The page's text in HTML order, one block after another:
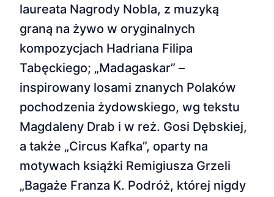
laureata Nagrody Nobla, z muzyką
graną na żywo w oryginalnych
kompozycjach Hadriana Filipa
Tabęckiego; „Madagaskar” –
inspirowany losami znanych Polaków
pochodzenia żydowskiego, wg tekstu
Magdaleny Drab i w reż. Gosi Dębskiej,
a także „Circus Kafka”, oparty na
motywach książki Remigiusza Grzeli
„Bagaże Franza K. Podróż, której nigdy